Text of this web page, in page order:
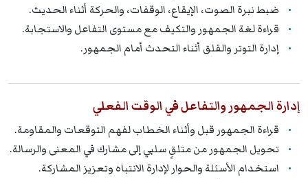
ضبط نبرة الصوت، الإيقاع، الوقفات، والحركة أثناء الحديث.
قراءة لغة الجمهور والتكيف مع مستوى التفاعل والاستجابة.
إدارة التوتر والقلق أثناء التحدث أمام الجمهور.
إدارة الجمهور والتفاعل في الوقت الفعلي
قراءة الجمهور قبل وأثناء الخطاب لفهم التوقعات والمقاومة.
تحويل الجمهور من متلقٍ سلبي إلى مشارك في المعنى والرسالة.
استخدام الأسئلة والحوار لإدارة الانتباه وتعزيز المشاركة.